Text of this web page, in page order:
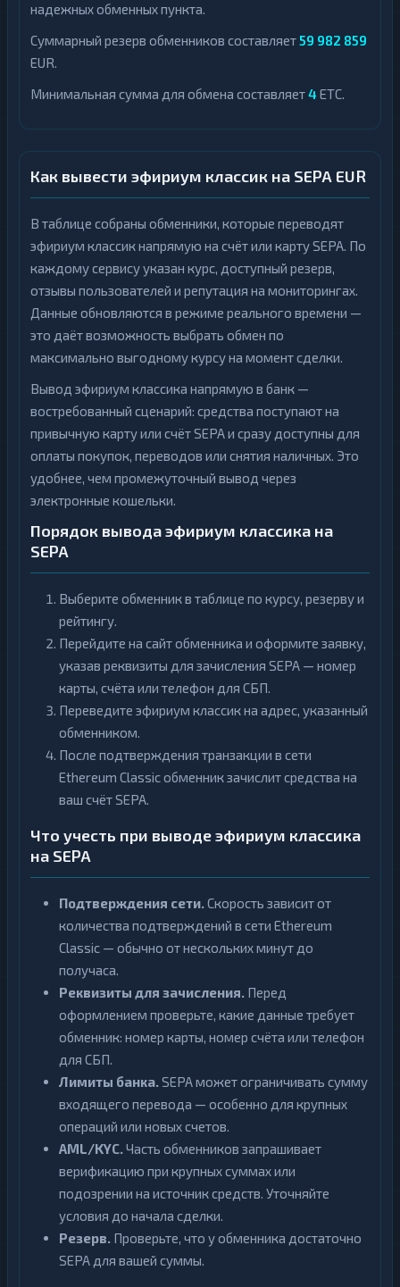
надежных обменных пункта.
Суммарный резерв обменников составляет59 982 859
EUR.
Минимальная сумма для обмена составляет4ETC.
Как вывести эфириум классик на SEPA EUR
В таблице собраны обменники, которые переводят
эфириум классик напрямую на счёт или карту SEPA. По
каждому сервису указан курс, доступный резерв,
отзывы пользователей и репутация на мониторингах.
Данные обновляются в режиме реального времени —
это даёт возможность выбрать обмен по
максимально выгодному курсу на момент сделки.
Вывод эфириум классика напрямую в банк —
востребованный сценарий: средства поступают на
привычную карту или счёт SEPA и сразу доступны для
оплаты покупок, переводов или снятия наличных. Это
удобнее, чем промежуточный вывод через
электронные кошельки.
Порядок вывода эфириум классика на
SEPA
Выберите обменник в таблице по курсу, резерву и
рейтингу.
Перейдите на сайт обменника и оформите заявку,
указав реквизиты для зачисления SEPA — номер
карты, счёта или телефон для СБП.
Переведите эфириум классик на адрес, указанный
обменником.
После подтверждения транзакции в сети
Ethereum Classic обменник зачислит средства на
ваш счёт SEPA.
Что учесть при выводе эфириум классика
на SEPA
Подтверждения сети.Скорость зависит от
количества подтверждений в сети Ethereum
Classic — обычно от нескольких минут до
получаса.
Реквизиты для зачисления. Перед
оформлением проверьте, какие данные требует
обменник: номер карты, номер счёта или телефон
для СБП.
Лимиты банка.SEPA может ограничивать сумму
входящего перевода — особенно для крупных
операций или новых счетов.
AML/KYC.Часть обменников запрашивает
верификацию при крупных суммах или
подозрении на источник средств. Уточняйте
условия до начала сделки.
Резерв. Проверьте, что у обменника достаточно
SEPA для вашей суммы.